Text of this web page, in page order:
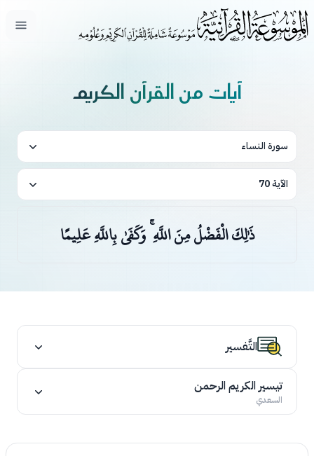
فتح
آيات من القرآن الكريم
سورة النساء
الآية 70
ذَٰلِكَ الْفَضْلُ مِنَ اللَّهِ ۚ وَكَفَىٰ بِاللَّهِ عَلِيمًا
التَّفسير
تيسير الكريم الرحمن
السعدي